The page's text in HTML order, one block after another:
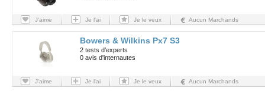
J'aime Je l'ai Je le veux Aucun Marchands
Bowers & Wilkins Px7 S3
2 tests d’experts
0 avis d'internautes
J'aime Je l'ai Je le veux Aucun Marchands